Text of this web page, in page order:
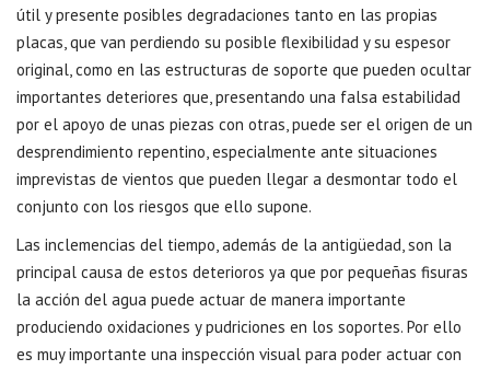
útil y presente posibles degradaciones tanto en las propias
placas, que van perdiendo su posible flexibilidad y su espesor
original, como en las estructuras de soporte que pueden ocultar
importantes deteriores que, presentando una falsa estabilidad
por el apoyo de unas piezas con otras, puede ser el origen de un
desprendimiento repentino, especialmente ante situaciones
imprevistas de vientos que pueden llegar a desmontar todo el
conjunto con los riesgos que ello supone.
Las inclemencias del tiempo, además de la antigüedad, son la
principal causa de estos deterioros ya que por pequeñas fisuras
la acción del agua puede actuar de manera importante
produciendo oxidaciones y pudriciones en los soportes. Por ello
es muy importante una inspección visual para poder actuar con